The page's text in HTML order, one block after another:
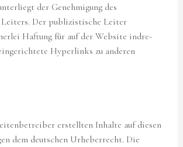
der Genehmigung des
Der publizistische Leiter
Haftung für auf der Website indre-
Hyperlinks zu anderen
erstellten Inhalte auf diesen
dem deutschen Urheberrecht. Die